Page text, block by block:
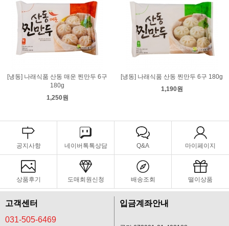
[냉동] 나래식품 산동 매운 찐만두 6구
180g
1,250원
[냉동] 나래식품 산동 찐만두 6구 180g
1,190원
공지사항 네이버톡톡상담 Q&A 마이페이지
상품후기 도매회원신청 배송조회 떨이상품
고객센터
031-505-6469
입금계좌안내